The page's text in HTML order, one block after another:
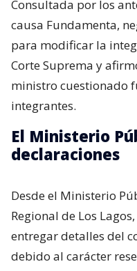
Consultada por los
causa Fundamenta,
para modificar la
Corte Suprema y
ministro cuestionado
integrantes.
El Ministerio
declaraciones
Desde el Ministerio
Regional de Los
entregar detalles del
debido al carácter